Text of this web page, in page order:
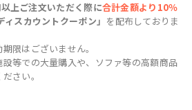
上ご注文いただく際に合計金額より10％
ィスカウントクーポン」 を配布しておりま
限はございません。
等での大量購入や、ソファ等の高額商品
さい。